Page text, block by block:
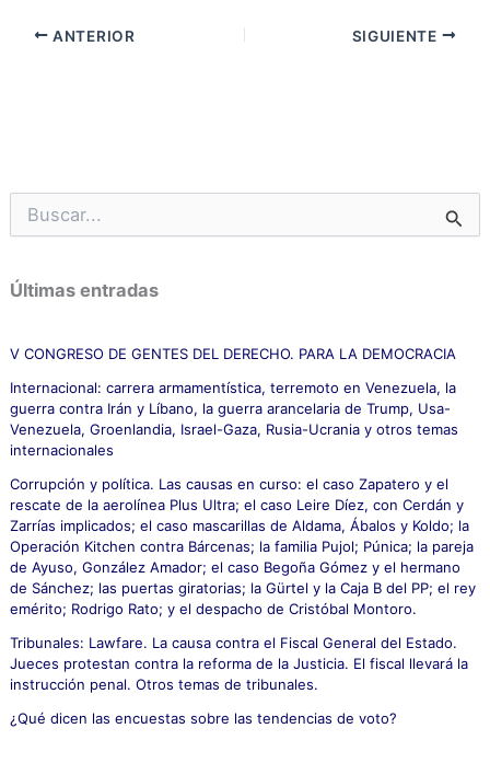
ANTERIOR SIGUIENTE
u
c
p
r
:
Últimas entradas
V CONGRESO DE GENTES DEL DERECHO. PARA LA DEMOCRACIA
Internacional: carrera armamentística, terremoto en Venezuela, la
guerra contra Irán y Líbano, la guerra arancelaria de Trump, Usa-
Venezuela, Groenlandia, Israel-Gaza, Rusia-Ucrania y otros temas
internacionales
Corrupción y política. Las causas en curso: el caso Zapatero y el
rescate de la aerolínea Plus Ultra; el caso Leire Díez, con Cerdán y
Zarrías implicados; el caso mascarillas de Aldama, Ábalos y Koldo; la
Operación Kitchen contra Bárcenas; la familia Pujol; Púnica; la pareja
de Ayuso, González Amador; el caso Begoña Gómez y el hermano
de Sánchez; las puertas giratorias; la Gürtel y la Caja B del PP; el rey
emérito; Rodrigo Rato; y el despacho de Cristóbal Montoro.
Tribunales: Lawfare. La causa contra el Fiscal General del Estado.
Jueces protestan contra la reforma de la Justicia. El fiscal llevará la
instrucción penal. Otros temas de tribunales.
¿Qué dicen las encuestas sobre las tendencias de voto?